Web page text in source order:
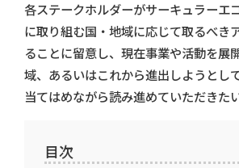
各ステークホルダーがサーキュラーエ
に取り組む国・地域に応じて取るべき
ることに留意し、現在事業や活動を展
域、あるいはこれから進出しようとし
当てはめながら読み進めていただきたい
目次